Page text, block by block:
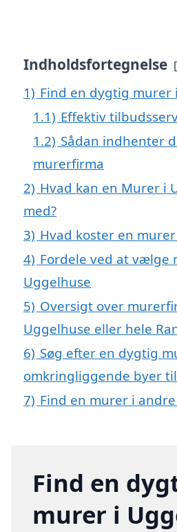
Indholdsfortegnelse
1) Find en dygtig murer
1.1) Effektiv
1.2) Sådan indhenter
murerfirma
2) Hvad kan en Murer i
med?
3) Hvad koster en
4) Fordele ved at vælge
Uggelhuse
5) Oversigt over
Uggelhuse eller hele
6) Søg efter en dygtig
omkringliggende byer
7) Find en murer i
Find en
murer i